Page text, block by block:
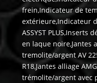
frein,Indicateur de
extérieure,Indicateur
ASSYST
en laque noire,Jantes
tremolite/argent AV
R18,Jantes alliage
trémolite/argent avec